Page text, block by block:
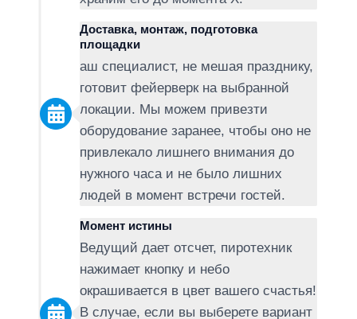
Доставка, монтаж, подготовка
площадки
аш специалист, не мешая празднику,
готовит фейерверк на выбранной
локации. Мы можем привезти
оборудование заранее, чтобы оно не
привлекало лишнего внимания до
нужного часа и не было лишних
людей в момент встречи гостей.
Момент истины
Ведущий дает отсчет, пиротехник
нажимает кнопку и небо
окрашивается в цвет вашего счастья!
В случае, если вы выберете вариант